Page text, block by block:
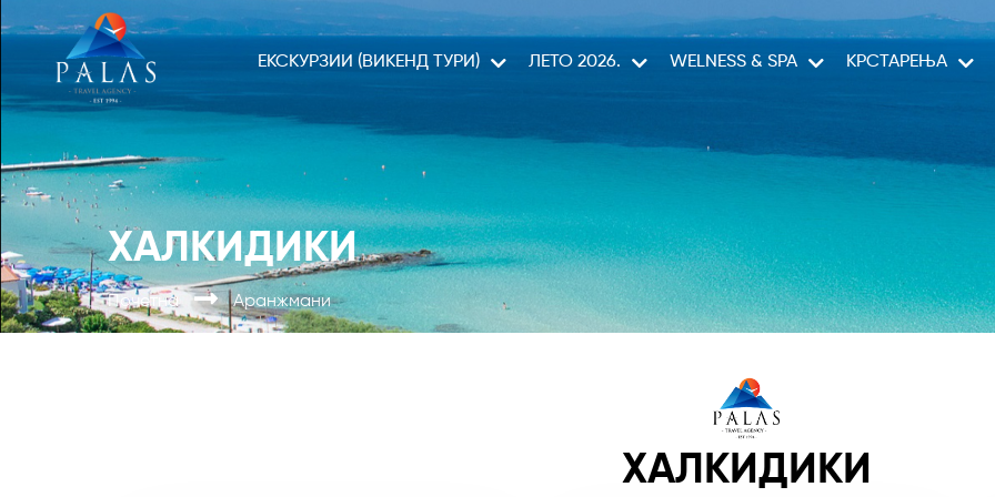
ЕКСКУРЗИИ (ВИКЕНД ТУРИ) ЛЕТО 2026. WELNESS & SPA КРСТАРЕЊА
ХАЛКИДИКИ
Почетна Аранжмани
ХАЛКИДИКИ